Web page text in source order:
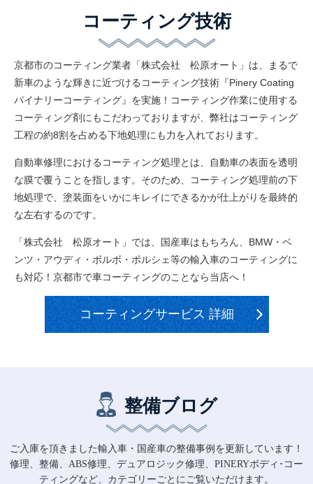
コーティング技術
京都市のコーティング業者「株式会社 松原オート」は、まるで
新車のような輝きに近づけるコーティング技術『Pinery Coating
パイナリーコーティング』を実施！コーティング作業に使用する
コーティング剤にもこだわっておりますが、弊社はコーティング
工程の約8割を占める下地処理にも力を入れております。
自動車修理におけるコーティング処理とは、自動車の表面を透明
な膜で覆うことを指します。そのため、コーティング処理前の下
地処理で、塗装面をいかにキレイにできるかが仕上がりを最終的
な左右するのです。
「株式会社 松原オート」では、国産車はもちろん、BMW・ベ
ンツ・アウディ・ボルボ・ポルシェ等の輸入車のコーティングに
も対応！京都市で車コーティングのことなら当店へ！
コーティングサービス 詳細
整備ブログ
ご入庫を頂きました輸入車・国産車の整備事例を更新しています！
修理、整備、ABS修理、デュアロジック修理、PINERYボディ･コー
ティングなど、カテゴリーごとにご覧いただけます。